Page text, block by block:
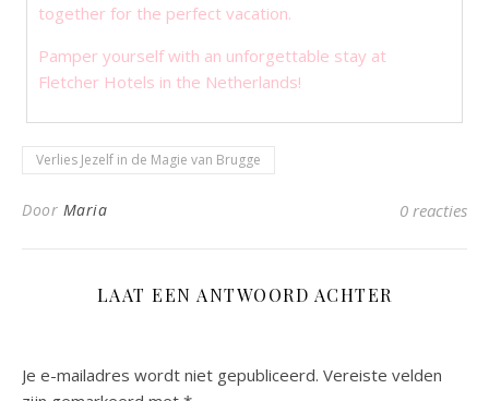
together for the perfect vacation.
Pamper yourself with an unforgettable stay at
Fletcher Hotels in the Netherlands!
Verlies Jezelf in de Magie van Brugge
Door Maria 0 reacties
LAAT EEN ANTWOORD ACHTER
Je e-mailadres wordt niet gepubliceerd. Vereiste velden